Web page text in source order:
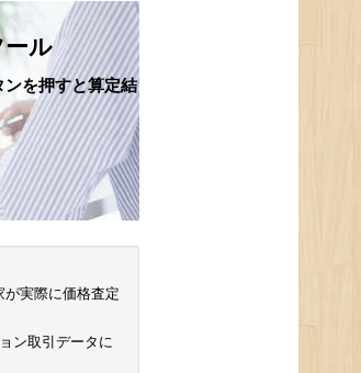
ル
ンを押すと算定結
実際に価格査定
ン取引データに